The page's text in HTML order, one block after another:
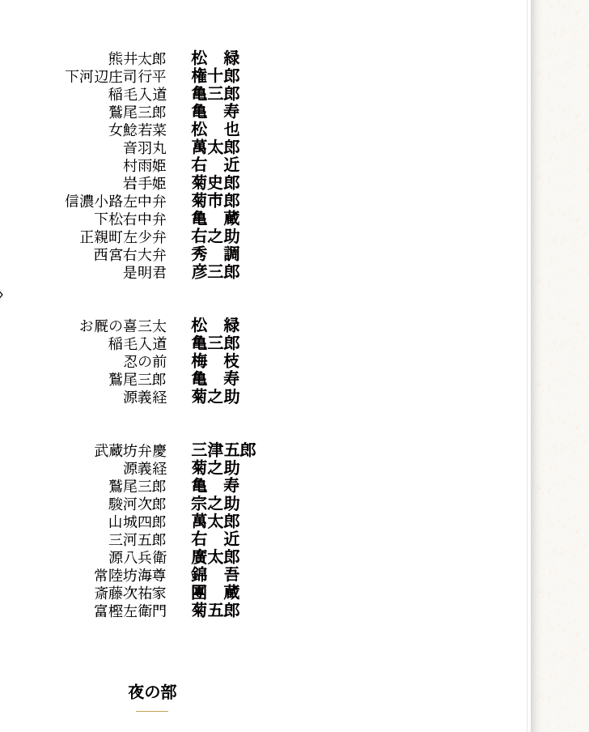
熊井太郎
下河辺庄司行平
稲毛入道
鷲尾三郎
女鯰若菜
音羽丸
村雨姫
岩手姫
信濃小路左中弁
下松右中弁
正親町左少弁
西宮右大弁
是明君
お厩の喜三太
稲毛入道
忍の前
鷲尾三郎
源義経
武蔵坊弁慶
源義経
鷲尾三郎
駿河次郎
山城四郎
三河五郎
源八兵衛
常陸坊海尊
斎藤次祐家
富樫左衛門
松 緑
権十郎
亀三郎
亀 寿
松 也
萬太郎
右 近
菊史郎
菊市郎
亀 蔵
右之助
秀 調
彦三郎
松 緑
亀三郎
梅 枝
亀 寿
菊之助
三津五郎
菊之助
亀 寿
宗之助
萬太郎
右 近
廣太郎
錦 吾
團 蔵
菊五郎
夜の部